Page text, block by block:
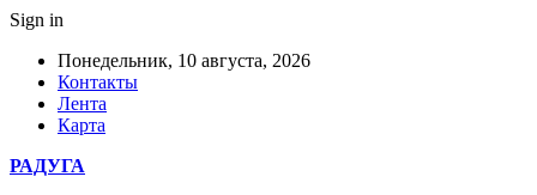
Sign in
Понедельник, 10 августа, 2026
Контакты
Лента
Карта
РАДУГА